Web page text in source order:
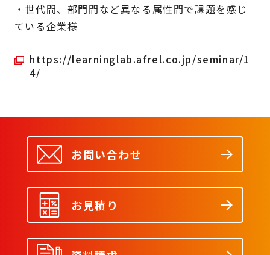
・世代間、部門間など異なる属性間で課題を感じ
ている企業様
https://learninglab.afrel.co.jp/seminar/1
4/
お問い合わせ
お見積り